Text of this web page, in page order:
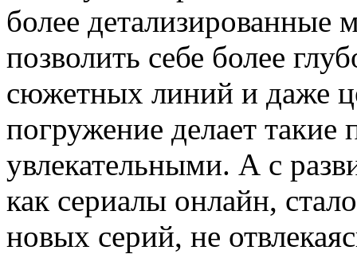
более
позволить себе более
сюжетных линий и даже
погружение делает
увлекательными. А с
как сериалы онлайн,
новых серий, не